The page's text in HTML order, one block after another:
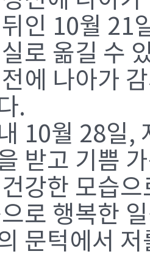
인 10월 21
로 옮길 수
에 나아가
.
10월 28일,
받고 기쁨
강한 모습
로 행복한
문턱에서